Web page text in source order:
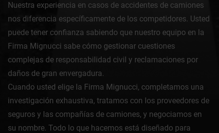
Nuestra experiencia en casos de accidentes de camiones
nos diferencia específicamente de los competidores. Usted
puede tener confianza sabiendo que nuestro equipo en la
Firma Mignucci sabe cómo gestionar cuestiones
complejas de responsabilidad civil y reclamaciones por
daños de gran envergadura.
Cuando usted elige la Firma Mignucci, completamos una
investigación exhaustiva, tratamos con los proveedores de
seguros y las compañías de camiones, y negociamos en
su nombre. Todo lo que hacemos está diseñado para